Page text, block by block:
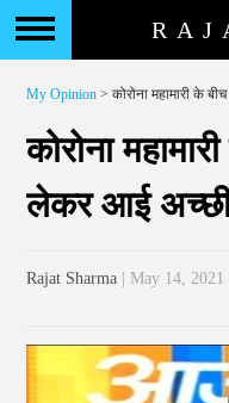
My Opinion > कोरोना महामारी के
कोरोना
लेकर आई
Rajat Sharma | May 14, 2021